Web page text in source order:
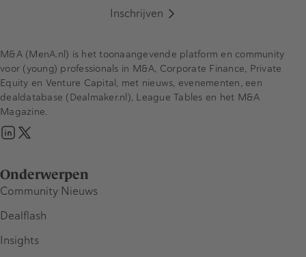
Inschrijven
Onderwerpen
Community Nieuws
Dealflash
Insights
M&A (MenA.nl) is het toonaangevende platform en community
voor (young) professionals in M&A, Corporate Finance, Private
Equity en Venture Capital, met nieuws, evenementen, een
dealdatabase (Dealmaker.nl), League Tables en het M&A
Magazine.